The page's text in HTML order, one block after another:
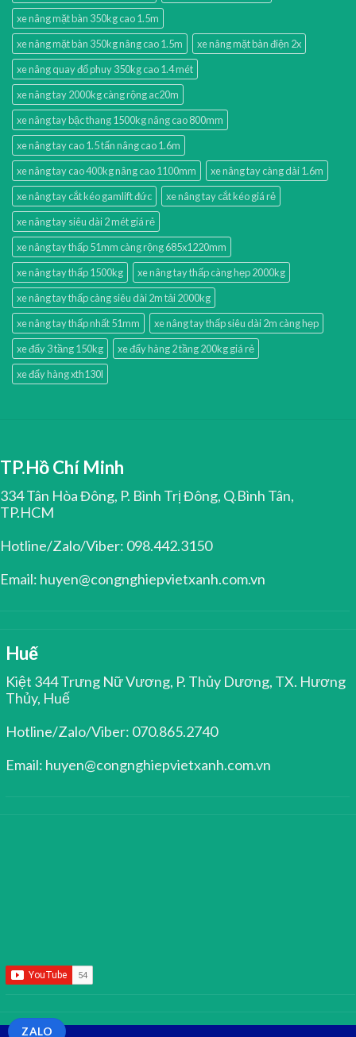
xe nâng mặt bàn 350kg cao 1.5m
xe nâng mặt bàn 350kg nâng cao 1.5m
xe nâng mặt bàn điện 2x
xe nâng quay đổ phuy 350kg cao 1.4 mét
xe nâng tay 2000kg càng rộng ac20m
xe nâng tay bậc thang 1500kg nâng cao 800mm
xe nâng tay cao 1.5 tấn nâng cao 1.6m
xe nâng tay cao 400kg nâng cao 1100mm
xe nâng tay càng dài 1.6m
xe nâng tay cắt kéo gamlift đức
xe nâng tay cắt kéo giá rẻ
xe nâng tay siêu dài 2 mét giá rẻ
xe nâng tay thấp 51mm càng rộng 685x1220mm
xe nâng tay thấp 1500kg
xe nâng tay thấp càng hẹp 2000kg
xe nâng tay thấp càng siêu dài 2m tải 2000kg
xe nâng tay thấp nhất 51mm
xe nâng tay thấp siêu dài 2m càng hẹp
xe đẩy 3 tầng 150kg
xe đẩy hàng 2 tầng 200kg giá rẻ
xe đẩy hàng xth130l
TP.Hồ Chí Minh
334 Tân Hòa Đông, P. Bình Trị Đông, Q.Bình Tân,
TP.HCM
Hotline/Zalo/Viber: 098.442.3150
Email: huyen@congnghiepvietxanh.com.vn
Huế
Kiệt 344 Trưng Nữ Vương, P. Thủy Dương, TX. Hương
Thủy, Huế
Hotline/Zalo/Viber: 070.865.2740
Email: huyen@congnghiepvietxanh.com.vn
ZALO